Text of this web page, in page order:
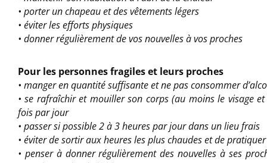
• porter un chapeau et des vêtements légers
• éviter les efforts physiques
• donner régulièrement de vos nouvelles à vos proches
Pour les personnes fragiles et leurs proches
• manger en quantité suffisante et ne pas consommer
• se rafraîchir et mouiller son corps (au moins le visage
fois par jour
• passer si possible 2 à 3 heures par jour dans un lieu frais
• éviter de sortir aux heures les plus chaudes et de
• penser à donner régulièrement des nouvelles à ses